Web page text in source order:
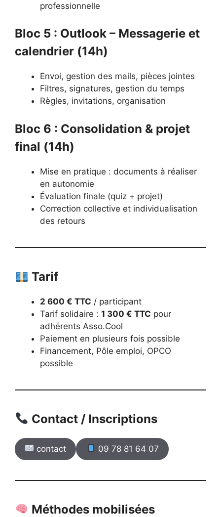
professionnelle
Bloc 5 : Outlook – Messagerie et
calendrier (14h)
Envoi, gestion des mails, pièces jointes
Filtres, signatures, gestion du temps
Règles, invitations, organisation
Bloc 6 : Consolidation & projet
final (14h)
Mise en pratique : documents à réaliser
en autonomie
Évaluation finale (quiz + projet)
Correction collective et individualisation
des retours
Tarif
2 600 € TTC / participant
Tarif solidaire : 1 300 € TTC pour
adhérents Asso.Cool
Paiement en plusieurs fois possible
Financement, Pôle emploi, OPCO
possible
Contact / Inscriptions
contact 09 78 81 64 07
Méthodes mobilisées